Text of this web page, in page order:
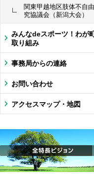
関東甲越地区肢体不自
究協議会（新潟大会）
みんなdeスポーツ！わが
取り組み
事務局からの連絡
お問い合わせ
アクセスマップ・地図